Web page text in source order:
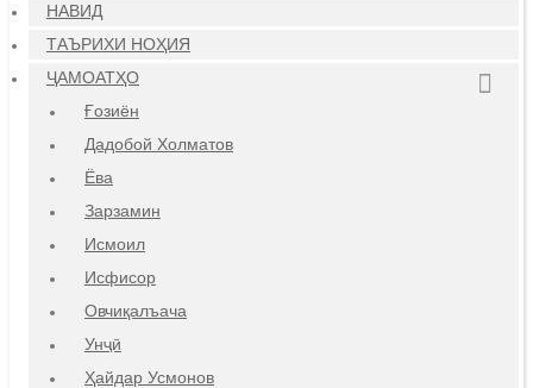
НАВИД
ТАЪРИХИ НОҲИЯ
ҶАМОАТҲО
Ғозиён
Дадобой Холматов
Ёва
Зарзамин
Исмоил
Исфисор
Овчиқалъача
Унҷӣ
Ҳайдар Усмонов